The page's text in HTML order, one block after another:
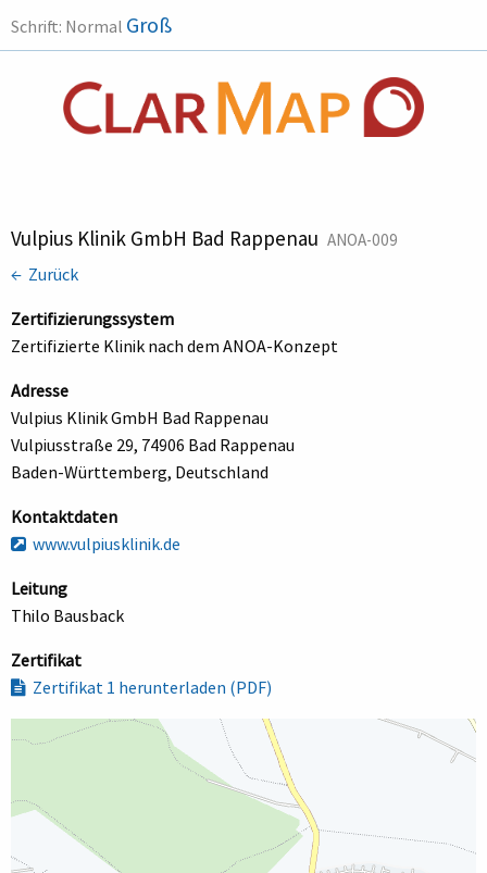
Schrift: Normal Groß
Vulpius Klinik GmbH Bad Rappenau ANOA-009
← Zurück
Zertifizierungssystem
Zertifizierte Klinik nach dem ANOA-Konzept
Adresse
Vulpius Klinik GmbH Bad Rappenau
Vulpiusstraße 29, 74906 Bad Rappenau
Baden-Württemberg, Deutschland
Kontaktdaten
www.vulpiusklinik.de
Leitung
Thilo Bausback
Zertifikat
Zertifikat 1 herunterladen (PDF)